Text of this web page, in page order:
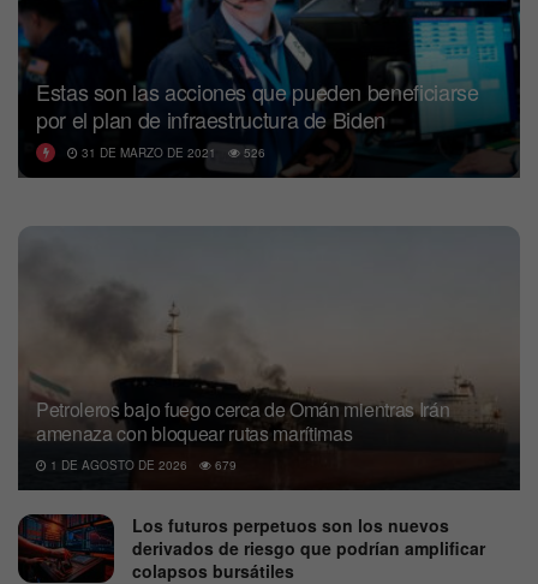
Estas son las acciones que pueden beneficiarse
por el plan de infraestructura de Biden
31 DE MARZO DE 2021 526
Petroleros bajo fuego cerca de Omán mientras Irán
amenaza con bloquear rutas marítimas
1 DE AGOSTO DE 2026 679
Los futuros perpetuos son los nuevos
derivados de riesgo que podrían amplificar
colapsos bursátiles